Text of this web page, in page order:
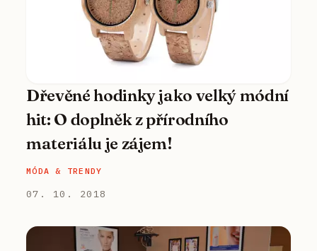
Dřevěné hodinky jako velký módní
hit: O doplněk z přírodního
materiálu je zájem!
MÓDA & TRENDY
07. 10. 2018